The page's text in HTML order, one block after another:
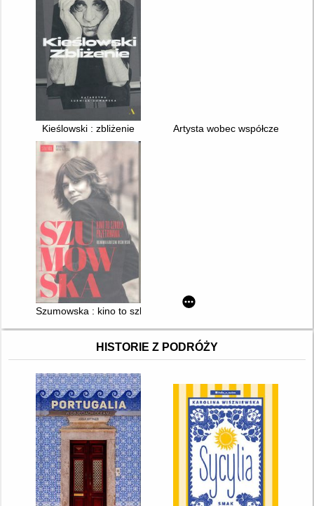
Kieślowski : zbliżenie Artysta wobec współczesności
Szumowska : kino to szkoła przetrwania
HISTORIE Z PODRÓŻY